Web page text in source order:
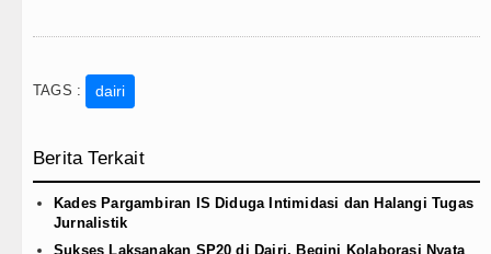
TAGS : dairi
Berita Terkait
Kades Pargambiran IS Diduga Intimidasi dan Halangi Tugas
Jurnalistik
Sukses Laksanakan SP20 di Dairi, Begini Kolaborasi Nyata